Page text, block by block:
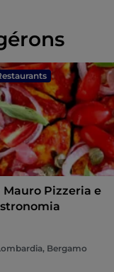
Mauro Pizzeria e
Bergamo